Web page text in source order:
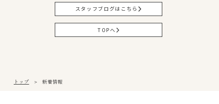
スタッフブログはこちら
TOPへ
トップ 新着情報